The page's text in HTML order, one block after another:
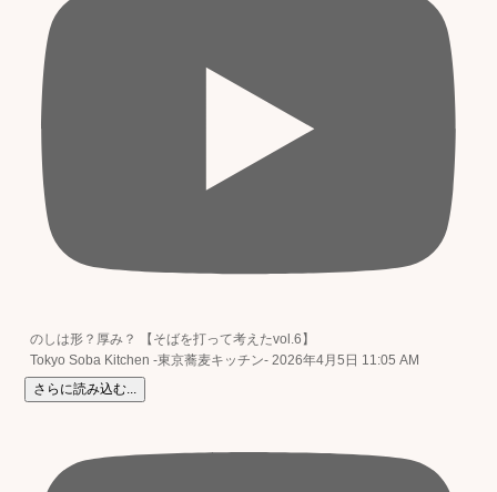
のしは形？厚み？ 【そばを打って考えたvol.6】
Tokyo Soba Kitchen -東京蕎麦キッチン- 2026年4月5日 11:05 AM
さらに読み込む...